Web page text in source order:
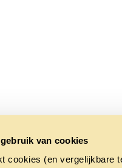
van cookies
cookies (en vergelijkbare